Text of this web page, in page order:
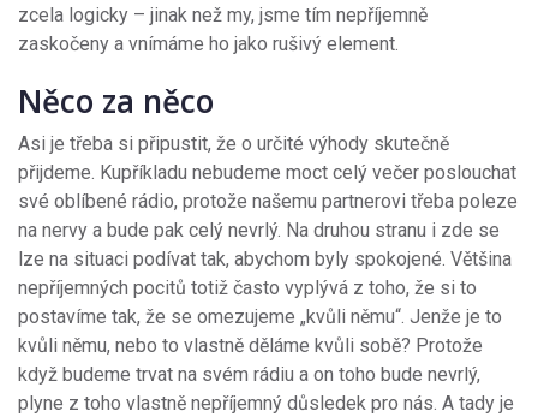
zcela logicky – jinak než my, jsme tím nepříjemně
zaskočeny a vnímáme ho jako rušivý element.
Něco za něco
Asi je třeba si připustit, že o určité výhody skutečně
přijdeme. Kupříkladu nebudeme moct celý večer poslouchat
své oblíbené rádio, protože našemu partnerovi třeba poleze
na nervy a bude pak celý nevrlý. Na druhou stranu i zde se
lze na situaci podívat tak, abychom byly spokojené. Většina
nepříjemných pocitů totiž často vyplývá z toho, že si to
postavíme tak, že se omezujeme „kvůli němu“. Jenže je to
kvůli němu, nebo to vlastně děláme kvůli sobě? Protože
když budeme trvat na svém rádiu a on toho bude nevrlý,
plyne z toho vlastně nepříjemný důsledek pro nás. A tady je